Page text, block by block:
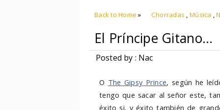
Back to Home » Chorradas , Música ,
El Príncipe Gitano...
Posted by : Nac
O The Gipsy Prince, según he
tengo que sacar al señor este,
éxito si, y éxito también de